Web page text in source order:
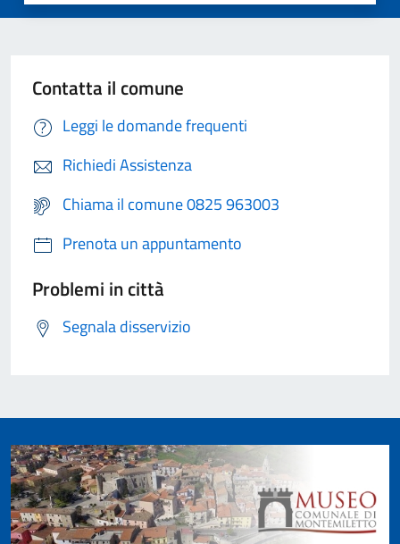
Contatta il comune
Leggi le domande frequenti
Richiedi Assistenza
Chiama il comune 0825 963003
Prenota un appuntamento
Problemi in città
Segnala disservizio